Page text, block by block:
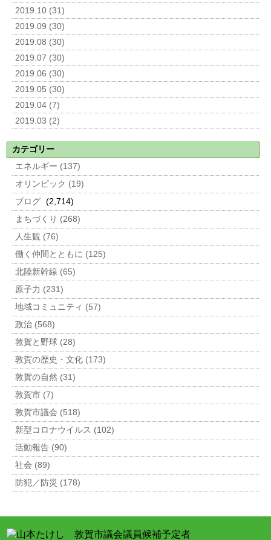
2019.10 (31)
2019.09 (30)
2019.08 (30)
2019.07 (30)
2019.06 (30)
2019.05 (30)
2019.04 (7)
2019.03 (2)
カテゴリー
エネルギー (137)
オリンピック (19)
ブログ (2,714)
まちづくり (268)
人生観 (76)
働く仲間とともに (125)
北陸新幹線 (65)
原子力 (231)
地域コミュニティ (57)
政治 (568)
敦賀と野球 (28)
敦賀の歴史・文化 (173)
敦賀の自然 (31)
敦賀市 (7)
敦賀市議会 (518)
新型コロナウイルス (102)
活動報告 (90)
社会 (89)
防犯／防災 (178)